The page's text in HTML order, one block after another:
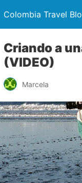
Colombia Travel
Criando a
(VIDEO)
Marcela